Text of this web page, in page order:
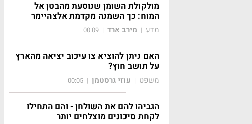
מולקולת השומן שנוסעת מהבטן אל
המוח: כך השמנה מקדמת אלצהיימר
מדע | מירב ארד |
00:09
האם ניתן להוציא צו עיכוב יציאה מהארץ
על תושב חוץ?
משפט | עוזי גרסטמן |
00:05
הגביהו להם את השולחן - והם התחילו
לקחת סיכונים מוצלחים יותר